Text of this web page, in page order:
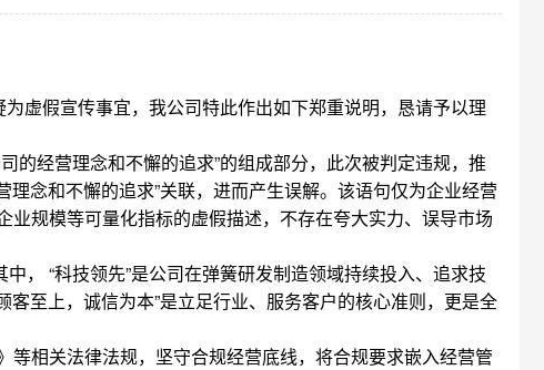
虚假宣传事宜，我公司特此作出如下郑重说明，恳请予以理
的经营理念和不懈的追求”的组成部分，此次被判定违规，推
念和不懈的追求”关联，进而产生误解。该语句仅为企业经营
规模等可量化指标的虚假描述，不存在夸大实力、误导市场
， “科技领先”是公司在弹簧研发制造领域持续投入、追求技
至上，诚信为本”是立足行业、服务客户的核心准则，更是全
相关法律法规，坚守合规经营底线，将合规要求嵌入经营管